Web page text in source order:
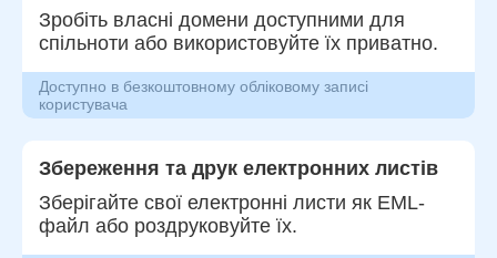
Зробіть власні домени доступними для
спільноти або використовуйте їх приватно.
Доступно в безкоштовному обліковому записі
користувача
Збереження та друк електронних листів
Зберігайте свої електронні листи як EML-
файл або роздруковуйте їх.